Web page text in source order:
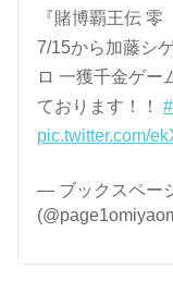
『賭博覇王伝
7/15から加藤シ
ロ 一獲千金ゲー
ております！！
pic.twitter.com/
— ブックスペー